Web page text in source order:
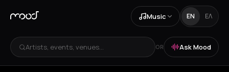
Music EN ΕΛ
Artists, events, venues... OR Ask Mood